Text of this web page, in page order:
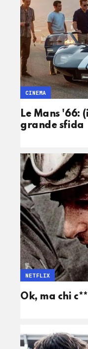
Le Mans '66:
grande sfida
CINEMA
Ok, ma chi
NETFLIX